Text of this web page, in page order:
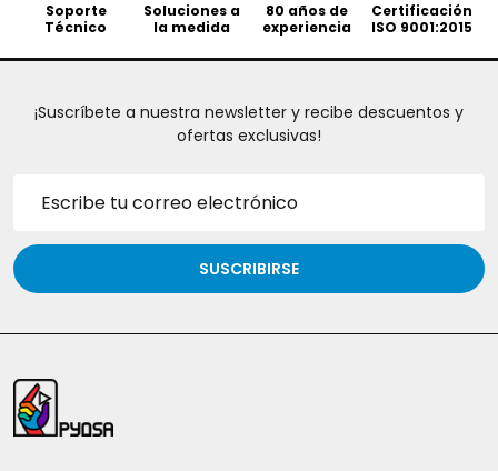
Soporte
Técnico
Soluciones a
la medida
80 años de
experiencia
Certificación
ISO 9001:2015
¡Suscríbete a nuestra newsletter y recibe descuentos y
ofertas exclusivas!
correo
electrónico
SUSCRIBIRSE
Inicio
del